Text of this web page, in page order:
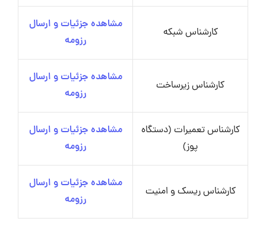
کارشناس شبکه
مشاهده جزئیات و ارسال
رزومه
کارشناس زیرساخت
مشاهده جزئیات و ارسال
رزومه
کارشناس تعمیرات (دستگاه
پوز)
مشاهده جزئیات و ارسال
رزومه
کارشناس ریسک و امنیت
مشاهده جزئیات و ارسال
رزومه